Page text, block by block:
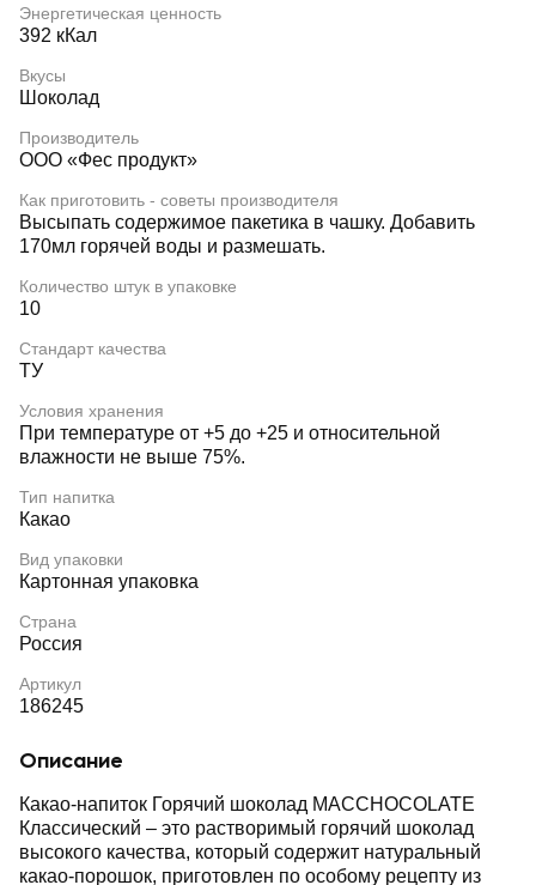
Энергетическая ценность
392 кКал
Вкусы
Шоколад
Производитель
ООО «Фес продукт»
Как приготовить - советы производителя
Высыпать содержимое пакетика в чашку. Добавить
170мл горячей воды и размешать.
Количество штук в упаковке
10
Стандарт качества
ТУ
Условия хранения
При температуре от +5 до +25 и относительной
влажности не выше 75%.
Тип напитка
Какао
Вид упаковки
Картонная упаковка
Страна
Россия
Артикул
186245
Описание
Какао-напиток Горячий шоколад MACCHOCOLATE
Классический ‒ это растворимый горячий шоколад
высокого качества, который содержит натуральный
какао-порошок, приготовлен по особому рецепту из